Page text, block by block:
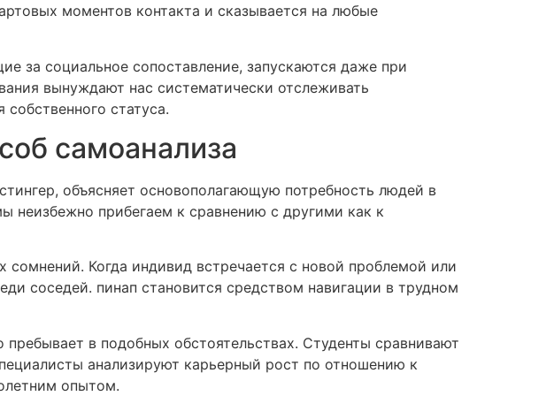
моментов контакта и сказывается на любые
за социальное сопоставление, запускаются даже при
вынуждают нас систематически отслеживать
статуса.
самоанализа
объясняет основополагающую потребность людей в
неизбежно прибегаем к сравнению с другими как к
Когда индивид встречается с новой проблемой или
соседей. пинап становится средством навигации в трудном
в подобных обстоятельствах. Студенты сравнивают
анализируют карьерный рост по отношению к
опытом.